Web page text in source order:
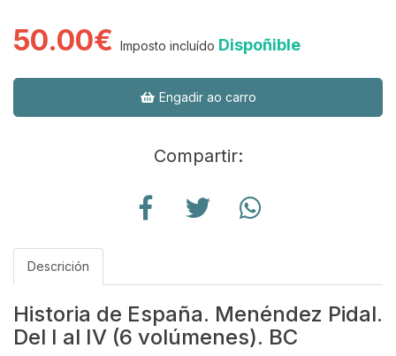
50.00€ Imposto incluído Dispoñible
Engadir ao carro
Compartir:
Descrición
Historia de España. Menéndez Pidal.
Del I al IV (6 volúmenes). BC